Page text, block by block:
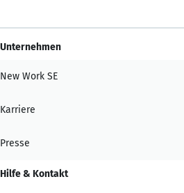
Unternehmen
New Work SE
Karriere
Presse
Hilfe & Kontakt